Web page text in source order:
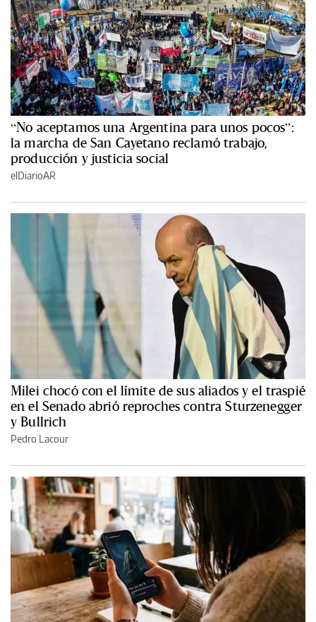
“No aceptamos una Argentina para unos pocos”:
la marcha de San Cayetano reclamó trabajo,
producción y justicia social
elDiarioAR
Milei chocó con el límite de sus aliados y el traspié
en el Senado abrió reproches contra Sturzenegger
y Bullrich
Pedro Lacour